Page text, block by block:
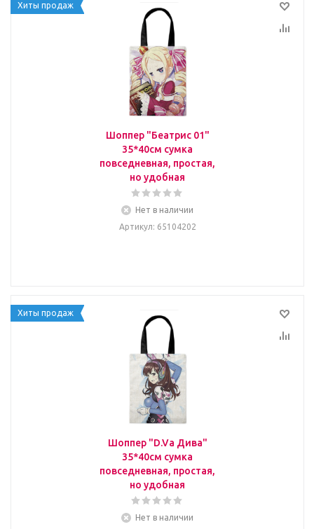
Хиты продаж
Шоппер "Беатрис 01"
35*40см сумка
повседневная, простая,
но удобная
Нет в наличии
Артикул: 65104202
Хиты продаж
Шоппер "D.Va Дива"
35*40см сумка
повседневная, простая,
но удобная
Нет в наличии